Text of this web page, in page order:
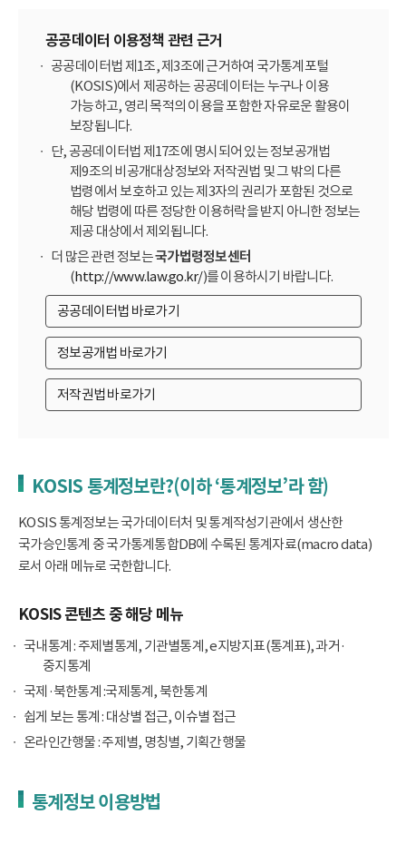
공공데이터 이용정책 관련 근거
공공데이터법 제1조, 제3조에 근거하여 국가통계포털
(KOSIS)에서 제공하는 공공데이터는 누구나 이용
가능하고, 영리 목적의 이용을 포함한 자유로운 활용이
보장됩니다.
단, 공공데이터법 제17조에 명시되어 있는 정보공개법
제9조의 비공개대상정보와 저작권법 및 그 밖의 다른
법령에서 보호하고 있는 제3자의 권리가 포함된 것으로
해당 법령에 따른 정당한 이용허락을 받지 아니한 정보는
제공 대상에서 제외됩니다.
더 많은 관련 정보는국가법령정보센터
(http://www.law.go.kr/)를 이용하시기 바랍니다.
공공데이터법 바로가기
정보공개법 바로가기
저작권법 바로가기
KOSIS 통계정보란?(이하 ‘통계정보’라 함)
KOSIS 통계정보는 국가데이터처 및 통계작성기관에서 생산한
국가승인통계 중 국가통계통합DB에 수록된 통계자료(macro data)
로서 아래 메뉴로 국한합니다.
KOSIS 콘텐츠 중 해당 메뉴
국내통계 : 주제별통계, 기관별통계, e지방지표(통계표), 과거·
중지통계
국제·북한통계 :국제통계, 북한통계
쉽게 보는 통계 : 대상별 접근, 이슈별 접근
온라인간행물 : 주제별, 명칭별, 기획간행물
통계정보 이용방법